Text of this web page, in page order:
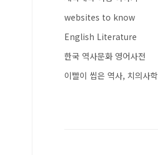
websites to know
English Literature
한국 역사문화 영어사전
이빨이 씹은 역사, 치의사학